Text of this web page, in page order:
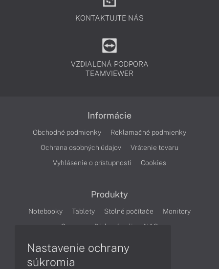
KONTAKTUJTE NÁS
VZDIALENÁ PODPORA
TEAMVIEWER
Informácie
Obchodné podmienky
Reklamačné podmienky
Ochrana osobných údajov
Vrátenie tovaru
Vyhlásenie o prístupnosti
Cookies
Produkty
Notebooky Tablety Stolné počítače
Monitory
Servery
Diskové polia a NAS
Nastavenie ochrany
súkromia